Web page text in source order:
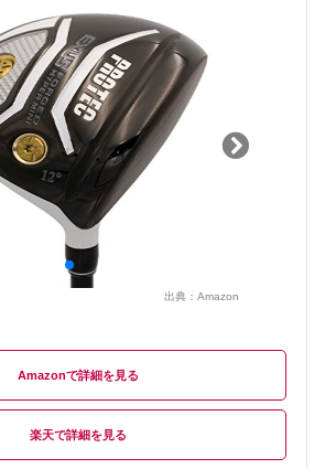
出典： Amazon
Amazon
楽天